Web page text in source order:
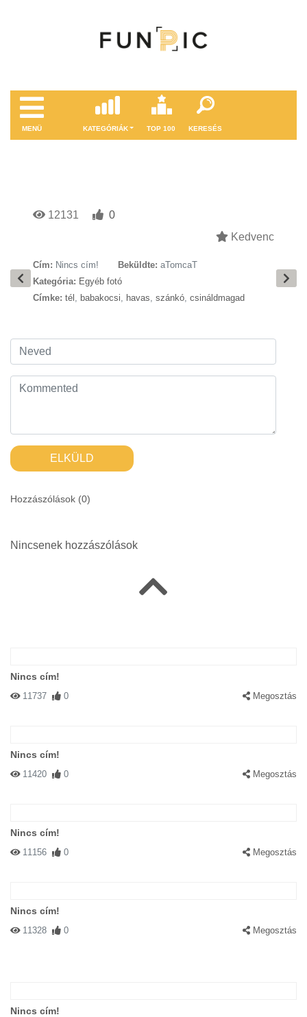
MENÜ KATEGÓRIÁK TOP 100 KERESÉS
12131
0
Kedvenc
Cím: Nincs cím! Beküldte: aTomcaT
Kategória: Egyéb fotó
Címke: tél , babakocsi, havas, szánkó, csináldmagad
ELKÜLD
Hozzászólások (0)
Nincsenek hozzászólások
Nincs cím!
11737 0 Megosztás
Nincs cím!
11420 0 Megosztás
Nincs cím!
11156 0 Megosztás
Nincs cím!
11328 0 Megosztás
Nincs cím!